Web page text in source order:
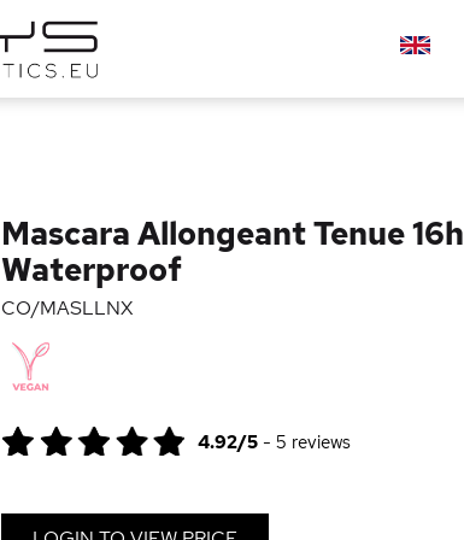
Mascara Allongeant Tenue 16h
Waterproof
CO/MASLLNX
4.92/5- 5 reviews